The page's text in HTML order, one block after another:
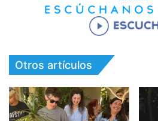
Otros artículos